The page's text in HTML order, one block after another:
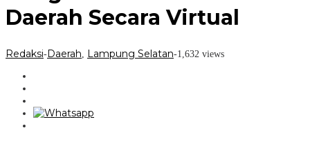
Daerah Secara Virtual
Redaksi-Daerah Lampung Selatan-1,632 views